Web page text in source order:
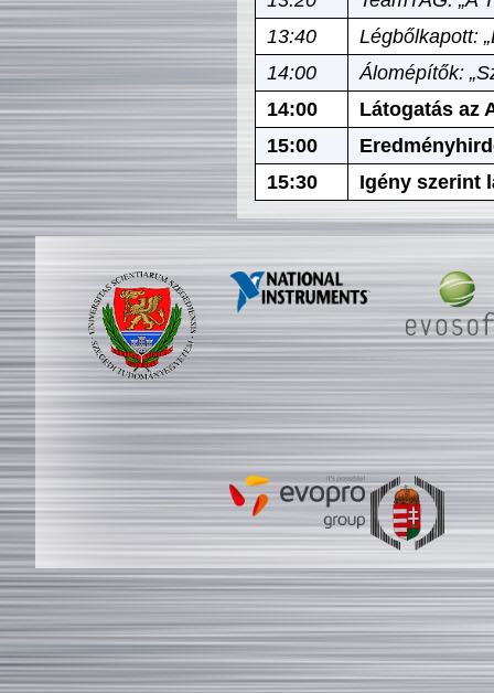
13:40
Légbőlkapott:
14:00
Álomépítők:
14:00
Látogatás az
15:00
15:30
Igény szerint